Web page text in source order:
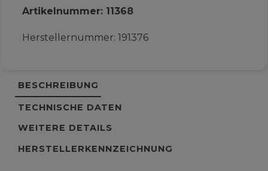
Artikelnummer: 11368
Herstellernummer: 191376
BESCHREIBUNG
TECHNISCHE DATEN
WEITERE DETAILS
HERSTELLERKENNZEICHNUNG